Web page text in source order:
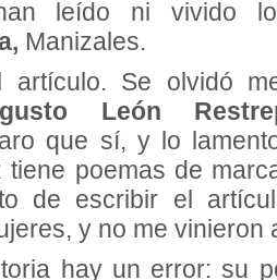
leído ni vivido
Manizales.
artículo. Se olvidó
León
que sí, y lo
tiene poemas de
de escribir el
y no me vinieron
hay un error: su